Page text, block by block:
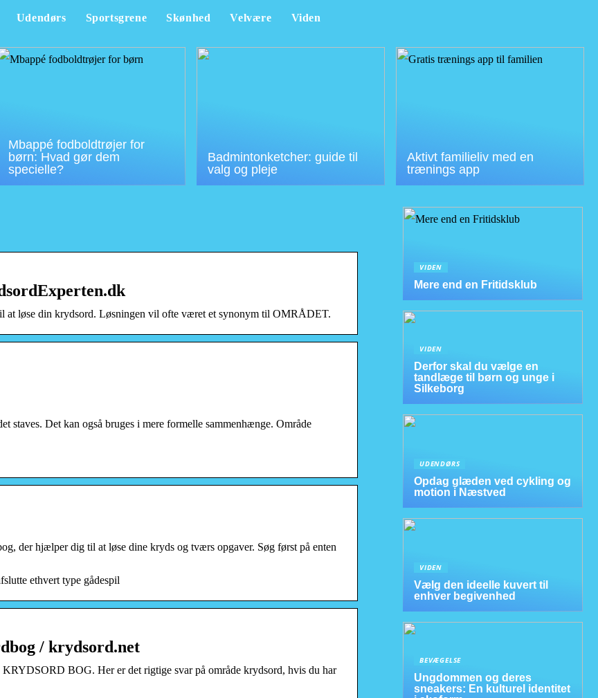
Udendørs Sportsgrene Skønhed Velvære Viden
Mbappé fodboldtrøjer for
børn: Hvad gør dem
specielle?
Badmintonketcher: guide til
valg og pleje
Aktivt familieliv med en
trænings app
løse din krydsord. Løsningen vil ofte været et synonym til OMRÅDET.
staves. Det kan også bruges i mere formelle sammenhænge. Område
der hjælper dig til at løse dine kryds og tværs opgaver. Søg først på enten
ethvert type gådespil
/ krydsord.net
KRYDSORD BOG. Her er det rigtige svar på område krydsord, hvis du har
VIDEN
Mere end en Fritidsklub
VIDEN
Derfor skal du vælge en
tandlæge til børn og unge i
Silkeborg
UDENDØRS
Opdag glæden ved cykling og
motion i Næstved
VIDEN
Vælg den ideelle kuvert til
enhver begivenhed
BEVÆGELSE
Ungdommen og deres
sneakers: En kulturel identitet